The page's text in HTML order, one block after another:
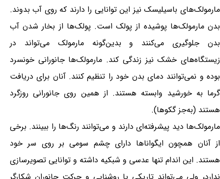
مارمولک‌های باسیلیسک نیز این توانایی را دارند که روی آب بدوند.
بدن مارمولک‌ها پوشیده از پولک است. پولک‌ها از بخار شدن آب
بدن جلوگیری می‌کنند و بدین‌گونه مارمولک می‌تواند در
زیستگاه‌های خشک نیز زندگی کند. مارمولک‌ها جانورانی خونسرد
بوده و نمی‌توانند دمای بدن خود را تنظیم کنند. آنان برای دریافت
گرما به خورشید وابسته هستند. از همین روی جانورانی روزگرد
هستند (به‌جز گکوها).
مارمولک‌ها دید پیشرفته‌ای دارند و می‌توانند رنگ‌ها را ببینند. برخی
از آنان همچون ایگواناها دارای چشم سومی بر روی سر خود
هستند. این اندام تنها عدسی و شبکیه داشته و توانایی تصویرسازی